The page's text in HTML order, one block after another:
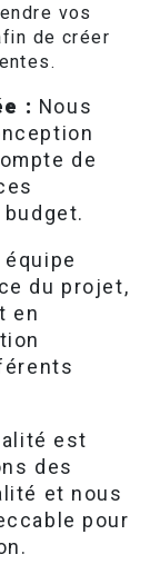
vos
de créer
: Nous
de
du projet,
en
est
des
et nous
pour